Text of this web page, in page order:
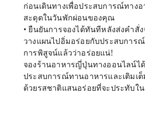
ก่อนเดินทางเพื่อประสบการณ์ทาง
สะดุดในวันพักผ่อนของคุณ
• ยืนยันการจองได้ทันทีหลังส่งคำสั่ง
วางแผนไปอิ่มอร่อยกับประสบการ
การพิสูจน์แล้วว่าอร่อยแน่!
จองร้านอาหารญี่ปุ่นทางออนไลน์ไ
ประสบการณ์ทานอาหารและเติมเ
ด้วยรสชาติแสนอร่อยที่จะประทับใ